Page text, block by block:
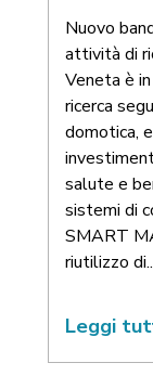
Nuovo
attività di
Veneta è
ricerca
domotica,
salute e
sistemi di
SMART
riutilizzo
Leggi